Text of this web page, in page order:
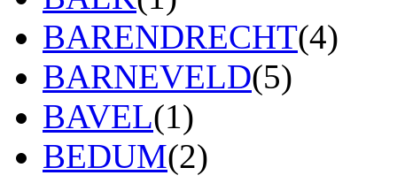
BARENDRECHT(4)
BARNEVELD(5)
BAVEL(1)
BEDUM(2)